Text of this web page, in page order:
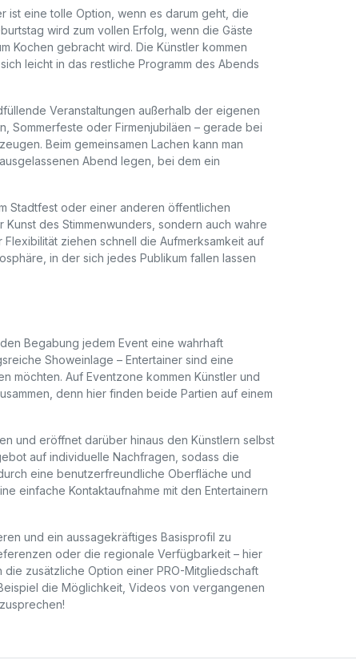
ist eine tolle Option, wenn es darum geht, die
wird zum vollen Erfolg, wenn die Gäste
Kochen gebracht wird. Die Künstler kommen
leicht in das restliche Programm des Abends
Veranstaltungen außerhalb der eigenen
Sommerfeste oder Firmenjubiläen – gerade bei
Beim gemeinsamen Lachen kann man
Abend legen, bei dem ein
Stadtfest oder einer anderen öffentlichen
des Stimmenwunders, sondern auch wahre
ziehen schnell die Aufmerksamkeit auf
in der sich jedes Publikum fallen lassen
Begabung jedem Event eine wahrhaft
Showeinlage – Entertainer sind eine
möchten. Auf Eventzone kommen Künstler und
denn hier finden beide Partien auf einem
und eröffnet darüber hinaus den Künstlern selbst
auf individuelle Nachfragen, sodass die
eine benutzerfreundliche Oberfläche und
einfache Kontaktaufnahme mit den Entertainern
und ein aussagekräftiges Basisprofil zu
oder die regionale Verfügbarkeit – hier
die zusätzliche Option einer PRO-Mitgliedschaft
die Möglichkeit, Videos von vergangenen